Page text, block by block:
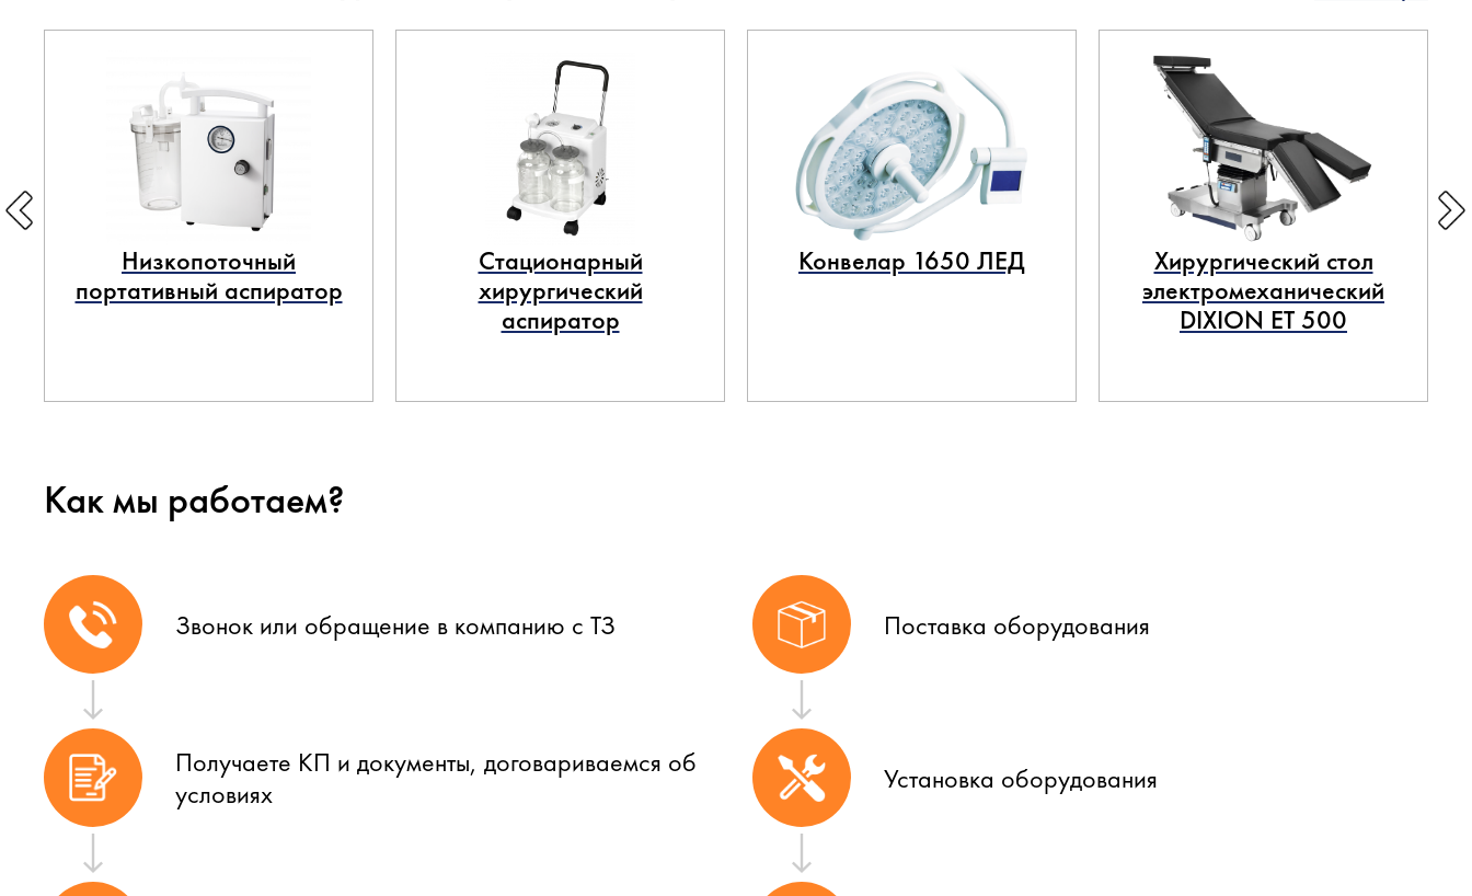
Низкопоточный
портативный аспиратор
Стационарный
хирургический
аспиратор
Конвелар 1650 ЛЕД
Хирургический стол
электромеханический
DIXION ET 500
Как мы работаем?
Звонок или обращение в компанию с ТЗ Поставка оборудования
Получаете КП и документы, договариваемся об
условиях
Установка оборудования